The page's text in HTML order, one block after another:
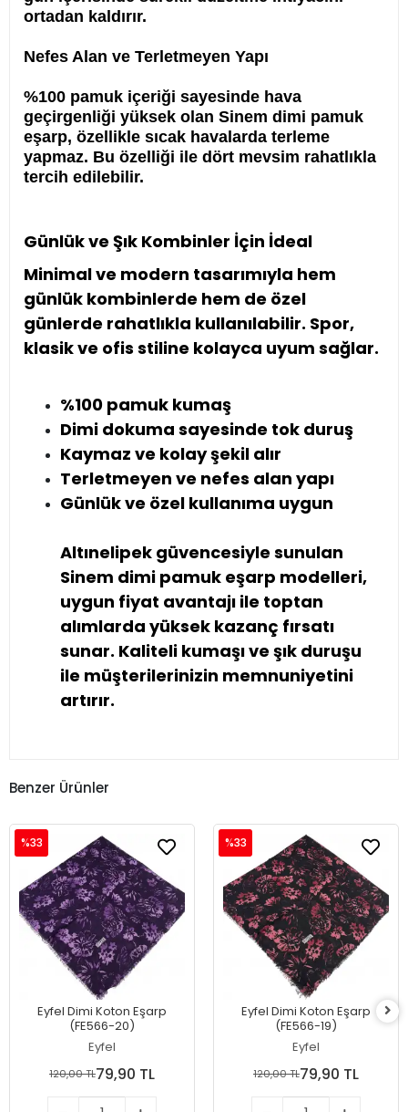
ortadan kaldırır.
Nefes Alan ve Terletmeyen Yapı
%100 pamuk içeriği sayesinde hava
geçirgenliği yüksek olan Sinem dimi pamuk
eşarp, özellikle sıcak havalarda terleme
yapmaz. Bu özelliği ile dört mevsim rahatlıkla
tercih edilebilir.
Günlük ve Şık Kombinler İçin İdeal
Minimal ve modern tasarımıyla hem
günlük kombinlerde hem de özel
günlerde rahatlıkla kullanılabilir. Spor,
klasik ve ofis stiline kolayca uyum sağlar.
%100 pamuk kumaş
Dimi dokuma sayesinde tok duruş
Kaymaz ve kolay şekil alır
Terletmeyen ve nefes alan yapı
Günlük ve özel kullanıma uygun
Altınelipek güvencesiyle sunulan
Sinem dimi pamuk eşarp modelleri,
uygun fiyat avantajı ile toptan
alımlarda yüksek kazanç fırsatı
sunar. Kaliteli kumaşı ve şık duruşu
ile müşterilerinizin memnuniyetini
artırır.
Benzer Ürünler
Eyfel Dimi Koton Eşarp
(FE566-20)
Eyfel
%33
120,00 TL79,90 TL
Eyfel Dimi Koton Eşarp
(FE566-19)
Eyfel
%33
120,00 TL79,90 TL